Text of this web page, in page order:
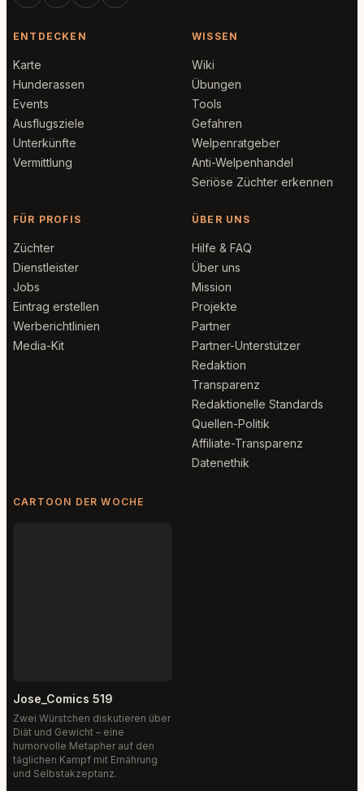
ENTDECKEN
Karte
Hunderassen
Events
Ausflugsziele
Unterkünfte
Vermittlung
WISSEN
Wiki
Übungen
Tools
Gefahren
Welpenratgeber
Anti-Welpenhandel
Seriöse Züchter erkennen
FÜR PROFIS
Züchter
Dienstleister
Jobs
Eintrag erstellen
Werberichtlinien
Media-Kit
ÜBER UNS
Hilfe & FAQ
Über uns
Mission
Projekte
Partner
Partner-Unterstützer
Redaktion
Transparenz
Redaktionelle Standards
Quellen-Politik
Affiliate-Transparenz
Datenethik
CARTOON DER WOCHE
Jose_Comics 519
Zwei Würstchen diskutieren über
Diät und Gewicht – eine
humorvolle Metapher auf den
täglichen Kampf mit Ernährung
und Selbstakzeptanz.